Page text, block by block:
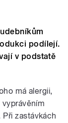
podílejí.
v podstatě
má alergii,
zastávkách